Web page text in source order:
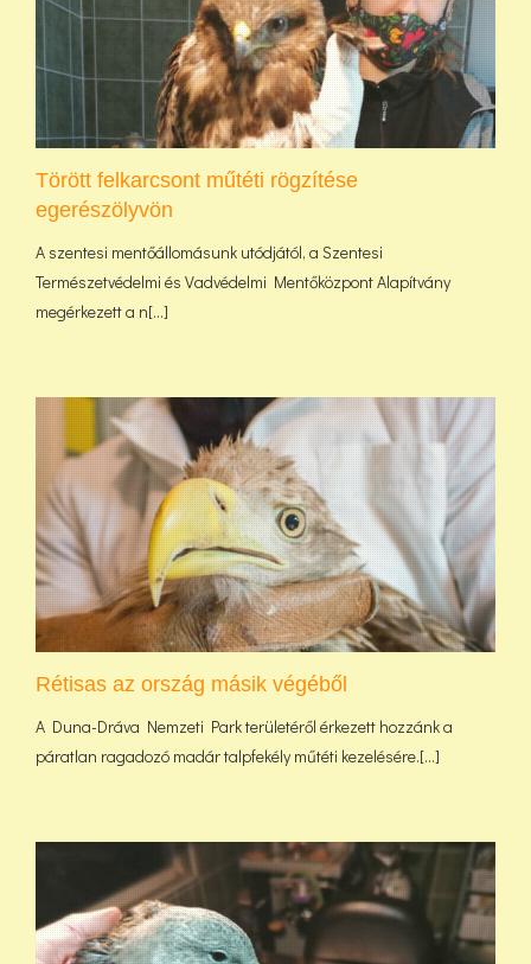
Törött felkarcsont műtéti rögzítése
egerészölyvön
A szentesi mentőállomásunk utódjától, a Szentesi
Természetvédelmi és Vadvédelmi Mentőközpont Alapítvány
megérkezett a n[...]
Rétisas az ország másik végéből
A Duna-Dráva Nemzeti Park területéről érkezett hozzánk a
páratlan ragadozó madár talpfekély műtéti kezelésére.[...]